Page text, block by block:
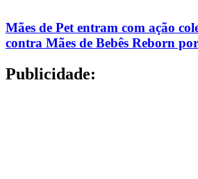
Mães de Pet entram com ação
contra Mães de Bebês Reborn
Publicidade: